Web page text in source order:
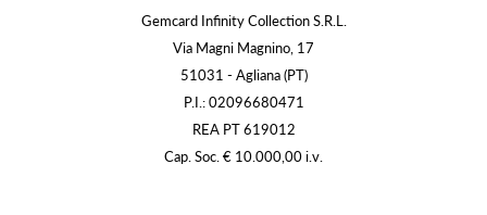
Gemcard Infinity Collection S.R.L.
Via Magni Magnino, 17
51031 - Agliana (PT)
P.I.: 02096680471
REA PT 619012
Cap. Soc. € 10.000,00 i.v.